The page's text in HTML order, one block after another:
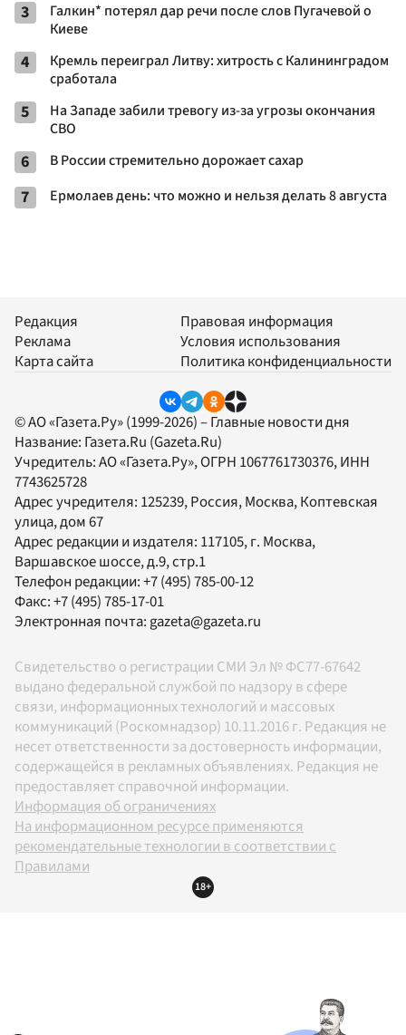
3
Галкин* потерял дар речи после слов Пугачевой о
Киеве
4
Кремль переиграл Литву: хитрость с Калининградом
сработала
5
На Западе забили тревогу из-за угрозы окончания
СВО
6 В России стремительно дорожает сахар
7 Ермолаев день: что можно и нельзя делать 8 августа
Редакция
Реклама
Карта сайта
Правовая информация
Условия использования
Политика конфиденциальности
© АО «Газета.Ру» (1999-2026) – Главные новости дня
Название: Газета.Ru (Gazeta.Ru)
Учредитель:АО «Газета.Ру», ОГРН 1067761730376, ИНН
7743625728
Адрес учредителя: 125239, Россия, Москва, Коптевская
улица, дом 67
Адрес редакции и издателя: 117105, г. Москва,
Варшавское шоссе, д.9, стр.1
Телефон редакции:+7 (495) 785-00-12
Факс:+7 (495) 785-17-01
Электронная почта: gazeta@gazeta.ru
Свидетельство о регистрации СМИ Эл № ФС77-67642
выдано федеральной службой по надзору в сфере
связи, информационных технологий и массовых
коммуникаций (Роскомнадзор) 10.11.2016 г. Редакция не
несет ответственности за достоверность информации,
содержащейся в рекламных объявлениях. Редакция не
предоставляет справочной информации.
Информация об ограничениях
На информационном ресурсе применяются
рекомендательные технологии в соответствии с
Правилами
18+